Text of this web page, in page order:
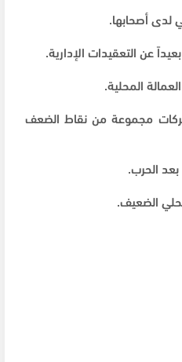
لدى أصحابها.
عن التعقيدات الإدارية.
المحلية.
مجموعة من نقاط الضعف
الحرب.
الضعيف.